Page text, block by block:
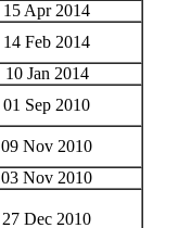
15 Apr 2014
14 Feb 2014
10 Jan 2014
01 Sep 2010
09 Nov 2010
03 Nov 2010
27 Dec 2010